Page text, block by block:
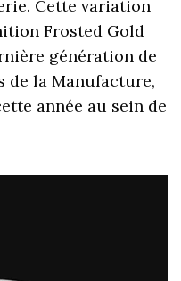
Cette variation
Frosted Gold
génération de
de la Manufacture,
année au sein de